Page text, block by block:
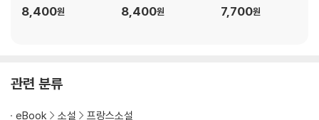
8,400원 8,400원 7,700원
관련 분류
eBook 소설 프랑스소설